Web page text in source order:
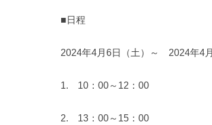
■日程
2024年4月6日（土）～ 2024年4月
1. 10：00～12：00
2. 13：00～15：00